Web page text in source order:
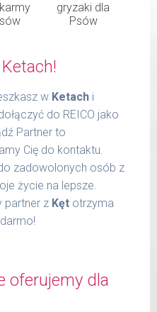
gryzaki dla
Psów
w Ketachi
do REICO jako
Partner to
Cię do kontaktu.
zadowolonych osób z
życie na lepsze.
partner z Kęt otrzyma
oferujemy dla